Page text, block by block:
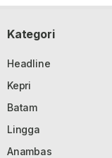
Kategori
Headline
Kepri
Batam
Lingga
Anambas